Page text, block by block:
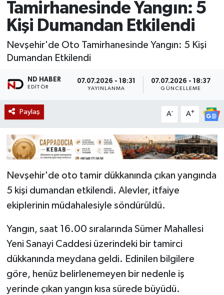
Tamirhanesinde Yangın: 5
Kişi Dumandan Etkilendi
Nevşehir'de Oto Tamirhanesinde Yangın: 5 Kişi
Dumandan Etkilendi
ND HABER
EDITÖR
07.07.2026 - 18:31
YAYINLANMA
07.07.2026 - 18:37
GÜNCELLEME
Paylaş A- A+
Nevşehir'de oto tamir dükkanında çıkan yangında
5 kişi dumandan etkilendi. Alevler, itfaiye
ekiplerinin müdahalesiyle söndürüldü.
Yangın, saat 16.00 sıralarında Sümer Mahallesi
Yeni Sanayi Caddesi üzerindeki bir tamirci
dükkanında meydana geldi. Edinilen bilgilere
göre, henüz belirlenemeyen bir nedenle iş
yerinde çıkan yangın kısa sürede büyüdü.